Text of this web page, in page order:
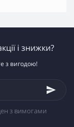
і знижки?
з вигодою!
з вимогами